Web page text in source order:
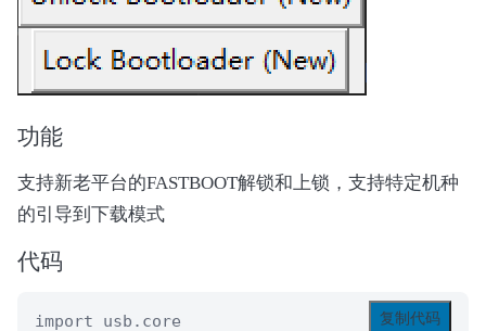
功能
支持新老平台的FASTBOOT解锁和上锁，支持特定机种
的引导到下载模式
代码
复制代码
import usb.core